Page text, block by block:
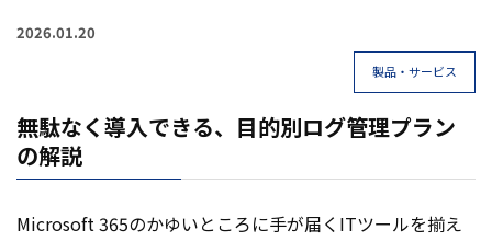
2026.01.20
製品・サービス
無駄なく導入できる、目的別ログ管理プラン
の解説
Microsoft 365のかゆいところに手が届くITツールを揃え